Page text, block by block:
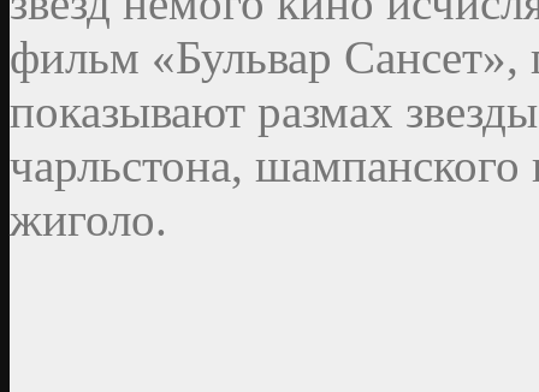
фильм «Бульвар Сансет»,
показывают размах
чарльстона,
жиголо.